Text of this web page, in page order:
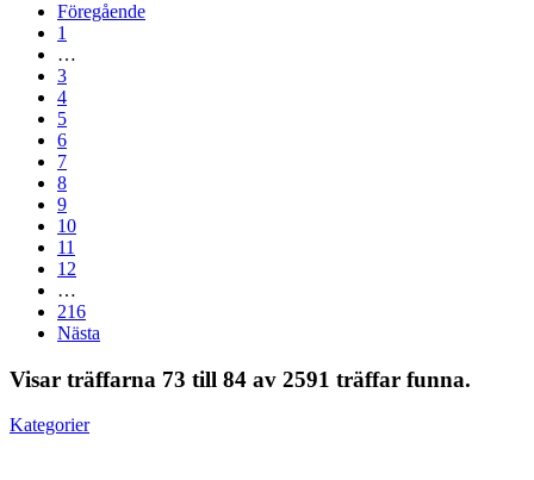
Föregående
1
…
3
4
5
6
7
8
9
10
11
12
…
216
Nästa
Visar träffarna 73 till 84 av 2591 träffar funna.
Kategorier